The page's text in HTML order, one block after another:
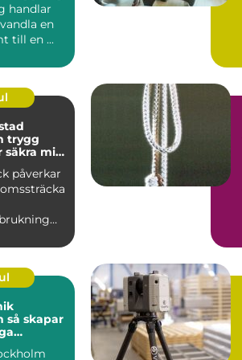
handlar
en
till en ...
säkra mil
påverkar